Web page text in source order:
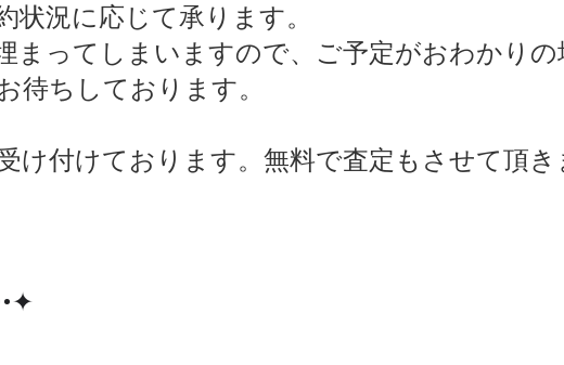
状況に応じて承ります。
まってしまいますので、ご予定がおわかりの
待ちしております。
け付けております。無料で査定もさせて頂き